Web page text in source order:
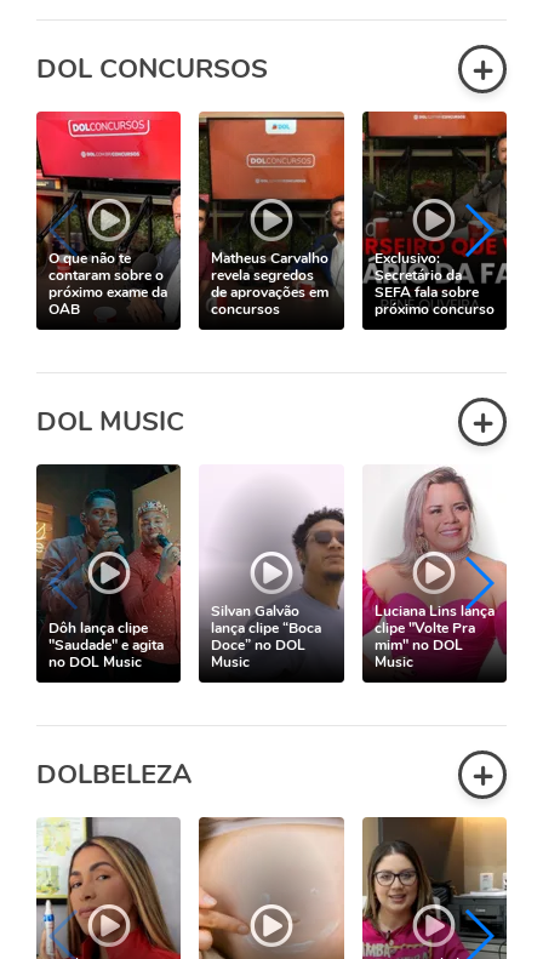
DOL CONCURSOS +
O que não te
contaram sobre o
próximo exame da
OAB
Matheus Carvalho
revela segredos
de aprovações em
concursos
Exclusivo:
Secretário da
SEFA fala sobre
próximo concurso
DOL MUSIC +
Dôh lança clipe
"Saudade" e agita
no DOL Music
Silvan Galvão
lança clipe “Boca
Doce” no DOL
Music
Luciana Lins lança
clipe "Volte Pra
mim" no DOL
Music
DOLBELEZA +